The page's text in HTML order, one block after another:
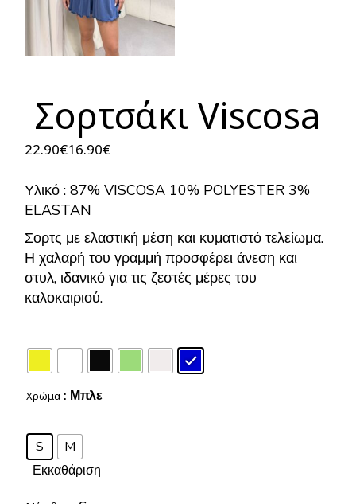
Σορτσάκι Viscosa
22.90€
Original
was:
22.90€.
16.90€
Η
τιμή
είναι:
16.90€.
Υλικό : 87% VISCOSA 10% POLYESTER 3%
ELASTAN
Σορτς με ελαστική μέση και κυματιστό τελείωμα.
Η χαλαρή του γραμμή προσφέρει άνεση και
στυλ, ιδανικό για τις ζεστές μέρες του
καλοκαιριού.
Χρώμα : Μπλε
S
M
Εκκαθάριση